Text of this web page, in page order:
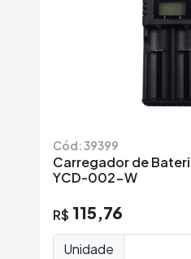
Cód: 39399
Carregador de
YCD-002-W
R$ 115,76
Unidade